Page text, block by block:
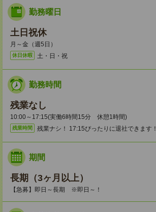
勤務曜日
土日祝休
月～金（週5日）
休日休暇 土・日・祝
勤務時間
残業なし
10:00～17:15(実働6時間15分 休憩1時間)
残業時間 残業ナシ！ 17:15ぴったりに退社できます！
期間
長期（3ヶ月以上）
【急募】即日～長期 ※即日～！